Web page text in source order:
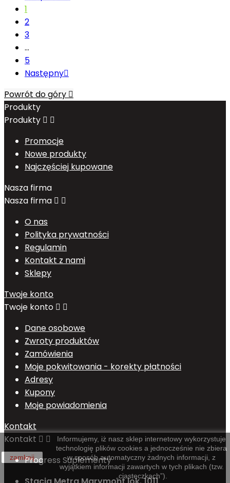
1
2
3
…
5
Następny
Powrót do góry 
Produkty
Produkty  
Promocje
Nowe produkty
Najczęściej kupowane
Nasza firma
Nasza firma  
O nas
Polityka prywatności
Regulamin
Kontakt z nami
Sklepy
Twoje konto
Twoje konto  
Dane osobowe
Zwroty produktów
Zamówienia
Moje pokwitowania - korekty płatności
Adresy
Kupony
Moje powiadomienia
Kontakt
Kontakt  
Progress Suplementy
zamknij
Informujemy, iż nasz sklep internetowy wykorzystuje
technologię plików cookies a jednocześnie nie zbiera
w sposób automatyczny żadnych informacji, z
wyjątkiem informacji zawartych w tych plikach (tzw.
„ciasteczkach”).